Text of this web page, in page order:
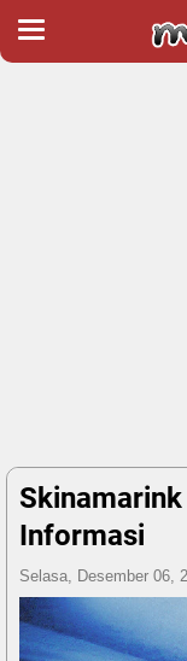
Informasi
Selasa, Desember 06,